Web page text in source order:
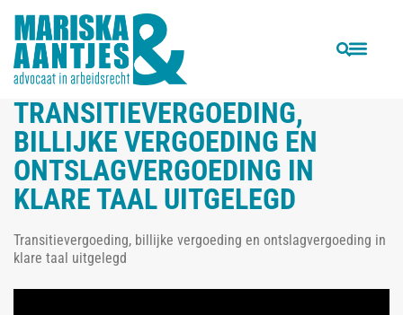
VORIGE VOLGENDE
TRANSITIEVERGOEDING,
BILLIJKE VERGOEDING EN
ONTSLAGVERGOEDING IN
KLARE TAAL UITGELEGD
Transitievergoeding, billijke vergoeding en ontslagvergoeding in
klare taal uitgelegd